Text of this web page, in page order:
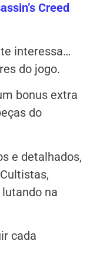
Creed
interessa…
do jogo.
bonus extra
do
e detalhados,
na
cada